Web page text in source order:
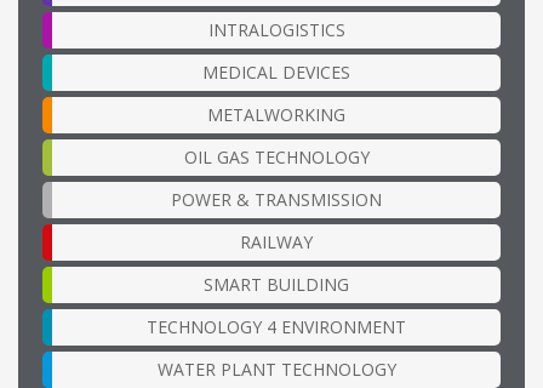
INTRALOGISTICS
MEDICAL DEVICES
METALWORKING
OIL GAS TECHNOLOGY
POWER & TRANSMISSION
RAILWAY
SMART BUILDING
TECHNOLOGY 4 ENVIRONMENT
WATER PLANT TECHNOLOGY